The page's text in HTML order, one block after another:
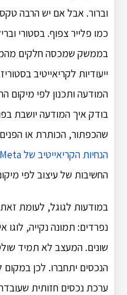
וברור. אבל אם יש הרבה
כמו פלייר צפוף. בסטורי
ייעודיות לקריאייטיב
המודעה ותכנון לפי
בודק איך המודעה יושבת
שהכפתור, הכותרת או
הנחיות הקריאייטיב של Meta לסטוריז
החשיבות של עיצוב לפי
במודעות לגוגל, לעומת
נפרדים: תמונה נקייה, לוגו
שונים. המעצב לא תמיד
הנכסים יתחברו. לכן
ערכת נכסים חזותית